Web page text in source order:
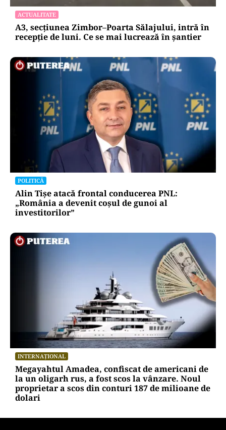
ACTUALITATE
A3, secțiunea Zimbor–Poarta Sălajului, intră în
recepție de luni. Ce se mai lucrează în șantier
POLITICĂ
Alin Tișe atacă frontal conducerea PNL:
„România a devenit coșul de gunoi al
investitorilor”
INTERNAȚIONAL
Megayahtul Amadea, confiscat de americani de
la un oligarh rus, a fost scos la vânzare. Noul
proprietar a scos din conturi 187 de milioane de
dolari